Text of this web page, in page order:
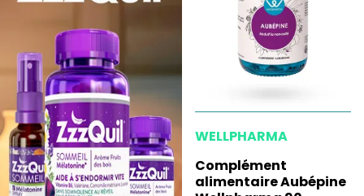
WELLPHARMA
Complément
alimentaire Aubépine